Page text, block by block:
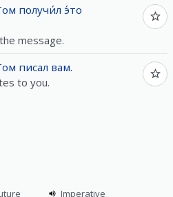
получи́л э́то
message.
писал вам.
to you.
Imperative